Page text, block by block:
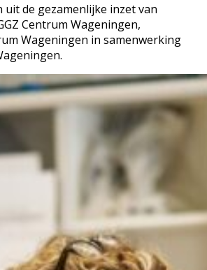
uit de gezamenlijke inzet van
Centrum Wageningen,
Wageningen in samenwerking